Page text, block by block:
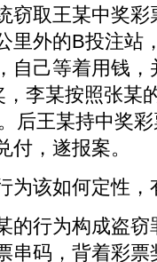
窃取王某中奖
里外的B投注站
自己等着用钱
李某按照张某
后王某持中奖
，遂报案。
该如何定性，
行为构成盗窃
串码，背着彩